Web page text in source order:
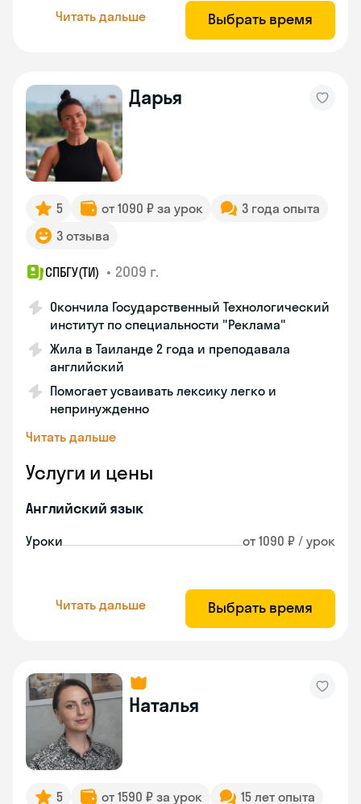
Читать дальше Выбрать время
Дарья
5 от 1090 ₽ за урок
3 года опыта
3 отзыва
СПБГУ(ТИ) • 2009 г.
Окончила Государственный Технологический
институт по специальности "Реклама"
Жила в Таиланде 2 года и преподавала
английский
Помогает усваивать лексику легко и
непринужденно
Читать дальше
Услуги и цены
Английский язык
Уроки от 1090 ₽ / урок
Читать дальше Выбрать время
Наталья
5 от 1590 ₽ за урок 15 лет опыта